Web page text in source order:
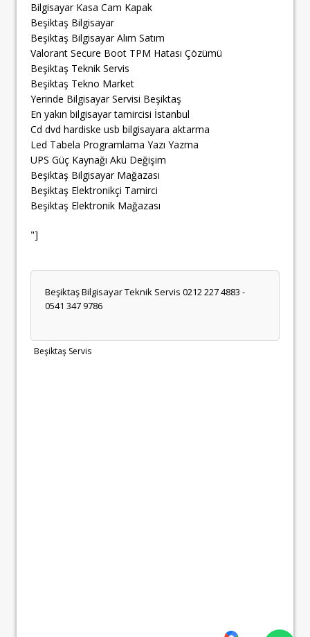
Bilgisayar Kasa Cam Kapak
Beşiktaş Bilgisayar
Beşiktaş Bilgisayar Alım Satım
Valorant Secure Boot TPM Hatası Çözümü
Beşiktaş Teknik Servis
Beşiktaş Tekno Market
Yerinde Bilgisayar Servisi Beşiktaş
En yakın bilgisayar tamircisi İstanbul
Cd dvd hardiske usb bilgisayara aktarma
Led Tabela Programlama Yazı Yazma
UPS Güç Kaynağı Akü Değişim
Beşiktaş Bilgisayar Mağazası
Beşiktaş Elektronikçi Tamirci
Beşiktaş Elektronik Mağazası
"]
Beşiktaş Bilgisayar Teknik Servis 0212 227 4883 -
0541 347 9786
Beşiktaş Servis